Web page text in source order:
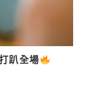
趴全場